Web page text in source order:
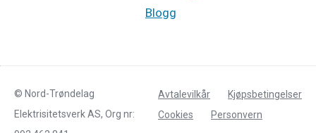
Blogg
© Nord-Trøndelag
Elektrisitetsverk AS, Org nr:
Avtalevilkår
Kjøpsbetingelser
Cookies
Personvern